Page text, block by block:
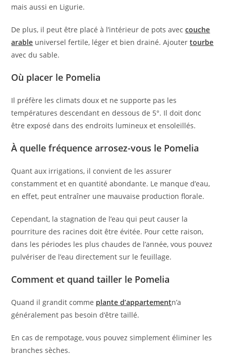
mais aussi en Ligurie.
De plus, il peut être placé à l’intérieur de pots aveccouche
arable universel fertile, léger et bien drainé. Ajoutertourbe
avec du sable.
Où placer le Pomelia
Il préfère les climats doux et ne supporte pas les
températures descendant en dessous de 5°. Il doit donc
être exposé dans des endroits lumineux et ensoleillés.
À quelle fréquence arrosez-vous le Pomelia
Quant aux irrigations, il convient de les assurer
constamment et en quantité abondante. Le manque d’eau,
en effet, peut entraîner une mauvaise production florale.
Cependant, la stagnation de l’eau qui peut causer la
pourriture des racines doit être évitée. Pour cette raison,
dans les périodes les plus chaudes de l’année, vous pouvez
pulvériser de l’eau directement sur le feuillage.
Comment et quand tailler le Pomelia
Quand il grandit comme plante d’appartementn’a
généralement pas besoin d’être taillé.
En cas de rempotage, vous pouvez simplement éliminer les
branches sèches.